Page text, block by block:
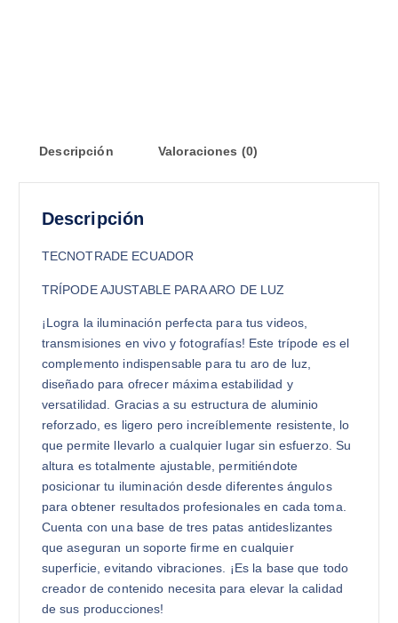
Descripción Valoraciones (0)
Descripción
TECNOTRADE ECUADOR
TRÍPODE AJUSTABLE PARA ARO DE LUZ
¡Logra la iluminación perfecta para tus videos,
transmisiones en vivo y fotografías! Este trípode es el
complemento indispensable para tu aro de luz,
diseñado para ofrecer máxima estabilidad y
versatilidad. Gracias a su estructura de aluminio
reforzado, es ligero pero increíblemente resistente, lo
que permite llevarlo a cualquier lugar sin esfuerzo. Su
altura es totalmente ajustable, permitiéndote
posicionar tu iluminación desde diferentes ángulos
para obtener resultados profesionales en cada toma.
Cuenta con una base de tres patas antideslizantes
que aseguran un soporte firme en cualquier
superficie, evitando vibraciones. ¡Es la base que todo
creador de contenido necesita para elevar la calidad
de sus producciones!